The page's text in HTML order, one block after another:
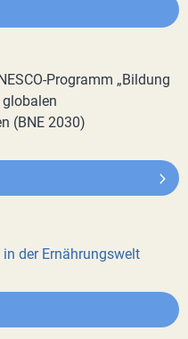
Programm „Bildung
(BNE 2030)
der Ernährungswelt